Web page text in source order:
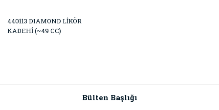
440113 DIAMOND LİKÖR
KADEHİ (~49 CC)
Bülten Başlığı